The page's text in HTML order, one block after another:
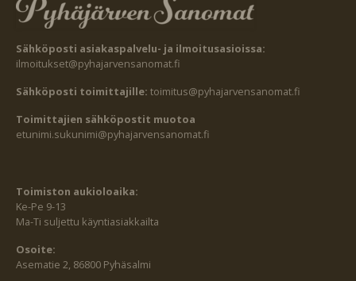
Sähköposti asiakaspalvelu- ja ilmoitusasioissa:
ilmoitukset@pyhajarvensanomat.fi
Sähköposti toimittajille: toimitus@pyhajarvensanomat.fi
Toimittajien sähköpostit muotoa
etunimi.sukunimi@pyhajarvensanomat.fi
Toimiston aukioloaika:
Ke-Pe 9-13
Ma-Ti suljettu käyntiasiakkailta
Osoite:
Asematie 2, 86800 Pyhäsalmi